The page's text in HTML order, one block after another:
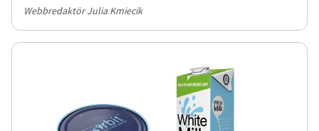
och vilken roll spelar klimakteriet?
Webbredaktör Julia Kmiecik